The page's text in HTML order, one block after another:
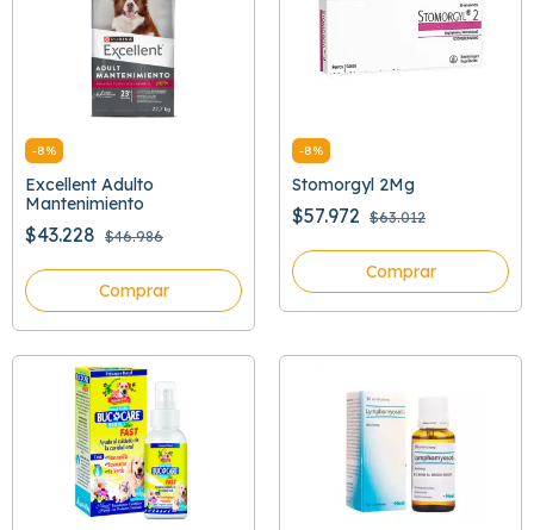
-8%
Excellent Adulto
Mantenimiento
$43.228 $46.986
Comprar
-8%
Stomorgyl 2Mg
$57.972 $63.012
Comprar